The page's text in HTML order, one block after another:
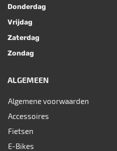
Donderdag
Vrijdag
Zaterdag
Zondag
ALGEMEEN
Algemene voorwaarden
Accessoires
Fietsen
E-Bikes